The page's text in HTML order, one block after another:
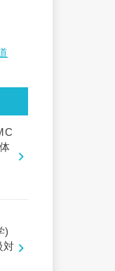
)
対